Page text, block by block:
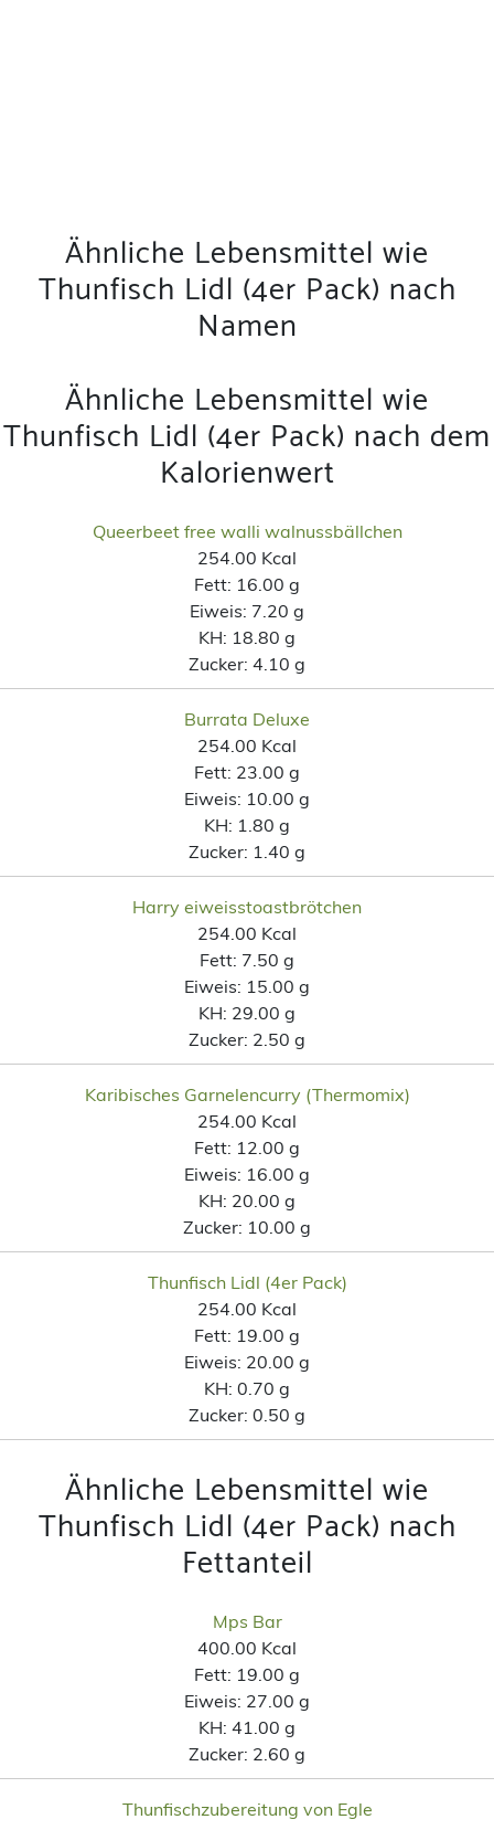
Ähnliche Lebensmittel wie
Thunfisch Lidl (4er Pack) nach
Namen
Ähnliche Lebensmittel wie
Thunfisch Lidl (4er Pack) nach dem
Kalorienwert
Queerbeet free walli walnussbällchen
254.00 Kcal
Fett: 16.00 g
Eiweis: 7.20 g
KH: 18.80 g
Zucker: 4.10 g
Burrata Deluxe
254.00 Kcal
Fett: 23.00 g
Eiweis: 10.00 g
KH: 1.80 g
Zucker: 1.40 g
Harry eiweisstoastbrötchen
254.00 Kcal
Fett: 7.50 g
Eiweis: 15.00 g
KH: 29.00 g
Zucker: 2.50 g
Karibisches Garnelencurry (Thermomix)
254.00 Kcal
Fett: 12.00 g
Eiweis: 16.00 g
KH: 20.00 g
Zucker: 10.00 g
Thunfisch Lidl (4er Pack)
254.00 Kcal
Fett: 19.00 g
Eiweis: 20.00 g
KH: 0.70 g
Zucker: 0.50 g
Ähnliche Lebensmittel wie
Thunfisch Lidl (4er Pack) nach
Fettanteil
Mps Bar
400.00 Kcal
Fett: 19.00 g
Eiweis: 27.00 g
KH: 41.00 g
Zucker: 2.60 g
Thunfischzubereitung von Egle